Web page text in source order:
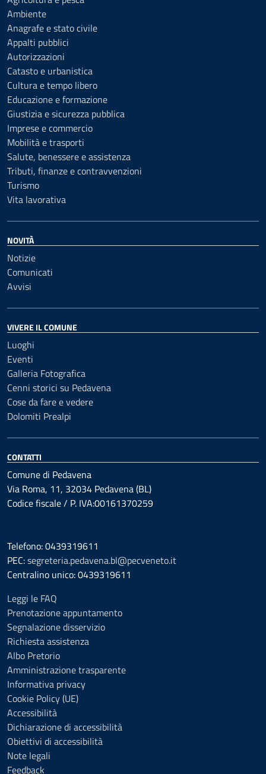
Ambiente
Anagrafe e stato civile
Appalti pubblici
Autorizzazioni
Catasto e urbanistica
Cultura e tempo libero
Educazione e formazione
Giustizia e sicurezza pubblica
Imprese e commercio
Mobilità e trasporti
Salute, benessere e assistenza
Tributi, finanze e contravvenzioni
Turismo
Vita lavorativa
NOVITÀ
Notizie
Comunicati
Avvisi
VIVERE IL COMUNE
Luoghi
Eventi
Galleria Fotografica
Cenni storici su Pedavena
Cose da fare e vedere
Dolomiti Prealpi
CONTATTI
Comune di Pedavena
Via Roma, 11, 32034 Pedavena (BL)
Codice fiscale / P. IVA:00161370259
Telefono: 0439319611
PEC:segreteria.pedavena.bl@pecveneto.it
Centralino unico: 0439319611
Leggi le FAQ
Prenotazione appuntamento
Segnalazione disservizio
Richiesta assistenza
Albo Pretorio
Amministrazione trasparente
Informativa privacy
Cookie Policy (UE)
Accessibilità
Dichiarazione di accessibilità
Obiettivi di accessibilità
Note legali
Feedback